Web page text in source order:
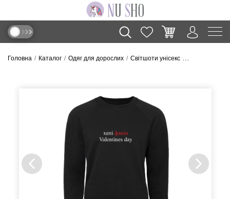
Головна Каталог Одяг для дорослих Світшоти унісекс Світшот